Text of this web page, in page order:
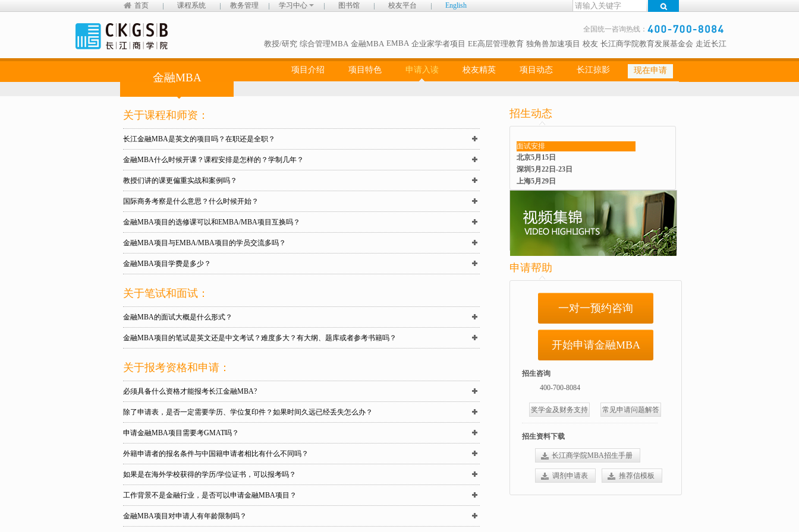
首页 课程系统 教务管理 学习中心 图书馆 校友平台 English
全国统一咨询热线：
教授/研究 综合管理MBA 金融MBA EMBA 企业家学者项目 EE高层管理教育 独角兽加速项目 校友 长江商学院教育发展基金会 走近长江
金融MBA
项目介绍 项目特色 申请入读 校友精英 项目动态 长江掠影 现在申请
关于课程和师资：
长江金融MBA是英文的项目吗？在职还是全职？
金融MBA什么时候开课？课程安排是怎样的？学制几年？
教授们讲的课更偏重实战和案例吗？
国际商务考察是什么意思？什么时候开始？
金融MBA项目的选修课可以和EMBA/MBA项目互换吗？
金融MBA项目与EMBA/MBA项目的学员交流多吗？
金融MBA项目学费是多少？
关于笔试和面试：
金融MBA的面试大概是什么形式？
金融MBA项目的笔试是英文还是中文考试？难度多大？有大纲、题库或者参考书籍吗？
关于报考资格和申请：
必须具备什么资格才能报考长江金融MBA?
除了申请表，是否一定需要学历、学位复印件？如果时间久远已经丢失怎么办？
申请金融MBA项目需要考GMAT吗？
外籍申请者的报名条件与中国籍申请者相比有什么不同吗？
如果是在海外学校获得的学历/学位证书，可以报考吗？
工作背景不是金融行业，是否可以申请金融MBA项目？
金融MBA项目对申请人有年龄限制吗？
招生动态
面试安排
北京5月15日
深圳 5月22日-23日
上海5月29日
申请帮助
一对一预约咨询
开始申请金融MBA
招生咨询
400-700-8084
奖学金及财务支持 常见申请问题解答
招生资料下载
长江商学院MBA招生手册
调剂申请表 推荐信模板